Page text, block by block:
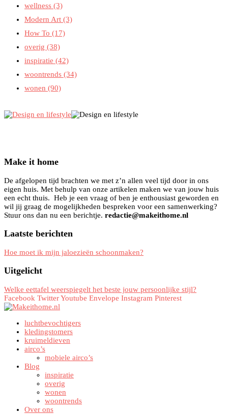
wellness (3)
Modern Art (3)
How To (17)
overig (38)
inspiratie (42)
woontrends (34)
wonen (90)
Make it home
De afgelopen tijd brachten we met z’n allen veel tijd door in ons
eigen huis. Met behulp van onze artikelen maken we van jouw huis
een echt thuis. Heb je een vraag of ben je enthousiast geworden en
wil jij graag de mogelijkheden bespreken voor een samenwerking?
Stuur ons dan nu een berichtje. redactie@makeithome.nl
Laatste berichten
Hoe moet ik mijn jaloezieën schoonmaken?
Uitgelicht
Welke eettafel weerspiegelt het beste jouw persoonlijke stijl?
Facebook TwitterYoutube Envelope Instagram Pinterest
luchtbevochtigers
kledingstomers
kruimeldieven
airco’s
mobiele airco’s
Blog
inspiratie
overig
wonen
woontrends
Over ons